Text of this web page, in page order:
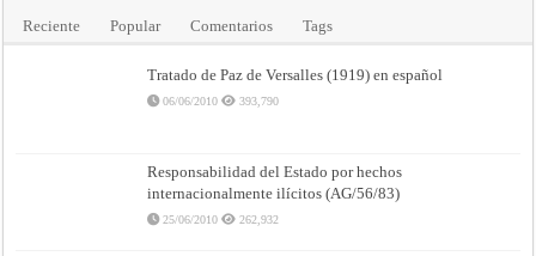
Reciente Popular Comentarios Tags
Tratado de Paz de Versalles (1919) en español
06/06/2010 393,790
Responsabilidad del Estado por hechos
internacionalmente ilícitos (AG/56/83)
25/06/2010 262,932